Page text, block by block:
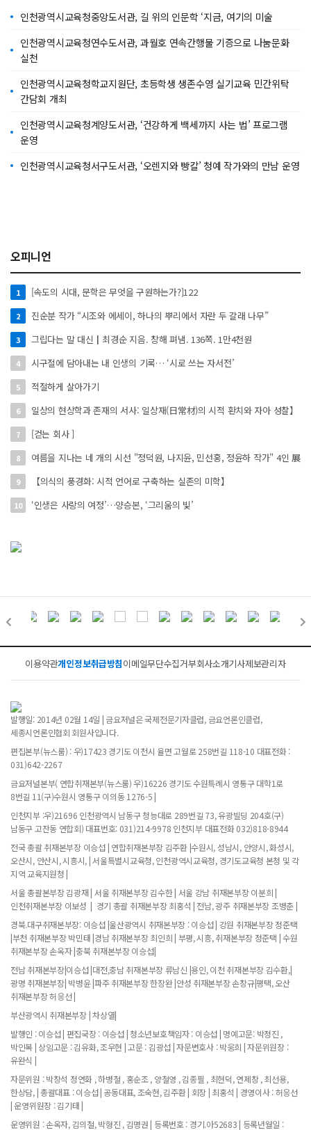
인천광역시교육청중앙도서관, 길 위의 인문학 ‘지금, 여기의 미술
인천광역시교육청연수도서관, 과월호 연속간행물 기증으로 나눔문화
실천
인천광역시교육청학교지원단, 초등학생 생존수영 실기교육 민간위탁
간담회 개최
인천광역시교육청계양도서관, ‘건강하게 백세까지 사는 법’ 프로그램
운영
인천광역시교육청서구도서관, ‘오렌지와 빵칼’ 청예 작가와의 만남 운영
오피니언
1 [속도의 시대, 문학은 무엇을 구원하는가?]122
2 진순분 작가 “시조와 에세이, 하나의 뿌리에서 자란 두 갈래 나무”
3 그립다는 말 대신┃최경순 지음. 창해 펴냄. 136쪽. 1만4천원
4 시구절에 담아내는 내 인생의 기록… ‘시로 쓰는 자서전’
5 적절하게 살아가기
6 일상의 현상학과 존재의 서사: 일상재(日常材)의 시적 환치와 자아 성찰】
7 [걷는 회사 ]
8 여름을 지나는 네 개의 시선 "정덕원, 나지윤, 민선홍, 정윤하 작가" 4인 展
9 【의식의 풍경화: 시적 언어로 구축하는 실존의 미학】
10 ‘인생은 사랑의 여정’…양승본, ‘그리움의 빛’
이용약관개인정보취급방침이메일무단수집거부회사소개기사제보관리자
발행일: 2014년 02월 14일 | 금요저널은 국제전문기자클럽, 금요언론인클럽,
세종시언론인협회 회원사입니다.
편집본부(뉴스룸) : 우)17423 경기도 이천시 율면 고월로 258번길 118-10 대표전화 :
031)642-2267
금요저널본부( 연합취재본부(뉴스룸) 우)16226 경기도 수원특례시 영통구 대학1로
8번길 11(구)수원시 영통구 이의동 1276-5 |
인천지부 :우)21696 인천광역시 남동구 청능대로 289번길 73, 유광빌딩 204호(구)
남동구 고잔동 연합회) 대표번호: 031)214-9978 인천지부 대표전화 032)818-8944
전국 총괄 취재본부장 이승섭 | 연합취재본부장 김주환 |수원시, 성남시, 안양시, 화성시,
오산시, 안산시, 시흥시, | 서울특별시교육청, 인천광역시교육청, 경기도교육청 본청 및 각
지역 교육지원청 |
서울 총괄본부장 김광재 | 서울 취재본부장 김수한 | 서울 강남 취재본부장 이분희 |
인천취재본부장 이보성 | 경기 총괄 취재본부장 최홍석 | 전남, 광주 취재본부장 조병춘 |
경북.대구취재본부장: 이승섭 |울산광역시 취재본부장 : 이승섭 | 강원 취재본부장 정준택
|부천 취재본부장 박민태 |경남 취재본부장 최인희 | 부평, 시흥, 취재본부장 정준택 | 수원
취재본부장 손옥자 |충북 취재본부장 이승섭|
전남 취재본부장|이승섭 |대전,충남 취재본부장 류남신 |용인, 이천 취재본부장 김수환,|
광명 취재본부장| 박병윤 |파주 취재본부장 한장완 |안성 취재본부장 손창규|평택, 오산
취재본부장 허응선 |
부산광역시 취재본부장 | 차상열|
발행인 : 이승섭 | 편집국장 : 이승섭 | 청소년보호책임자 : 이승섭 | 명예고문: 박정진 ,
박인복 | 상임고문 : 김유화, 조우현 | 고문 : 김광섭 | 자문변호사 : 박웅희 | 자문위원장 :
유완식 |
자문위원 : 박창석 정연화 , 하병철 , 홍순조 , 양철영 , 김종필 , 최현덕, 연제창 , 최선용,
한상담, | 총괄대표 : 이승섭 | 공동대표, 조숙현, 김주환 | 회장 | 최홍석 | 경영이사 : 허응선
| 운영위원장 : 김기태 |
운영위원 : 손옥자, 김의철, 박형진 , 김명권 | 등록번호 : 경기.아52683 | 등록년월일 :